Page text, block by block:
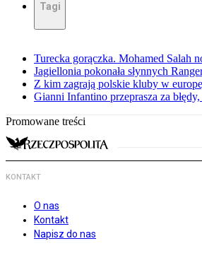
Tagi
Turecka gorączka. Mohamed Salah
Jagiellonia pokonała słynnych
Z kim zagrają polskie kluby w
Gianni Infantino przeprasza za
Promowane treści
KONTAKT
O nas
Kontakt
Napisz do nas